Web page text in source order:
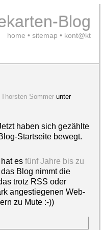
Blog
home • sitemap • kont@kt
Thorsten Sommer unter
haben sich gezählte
Startseite bewegt.
es fünf Jahre bis zu
Blog nimmt die
trotz RSS oder
angestiegenen Web-
zu Mute :-))